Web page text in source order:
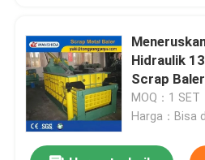
Hidraulik
Scrap Baler
MOQ：1 SET
Harga：Bisa